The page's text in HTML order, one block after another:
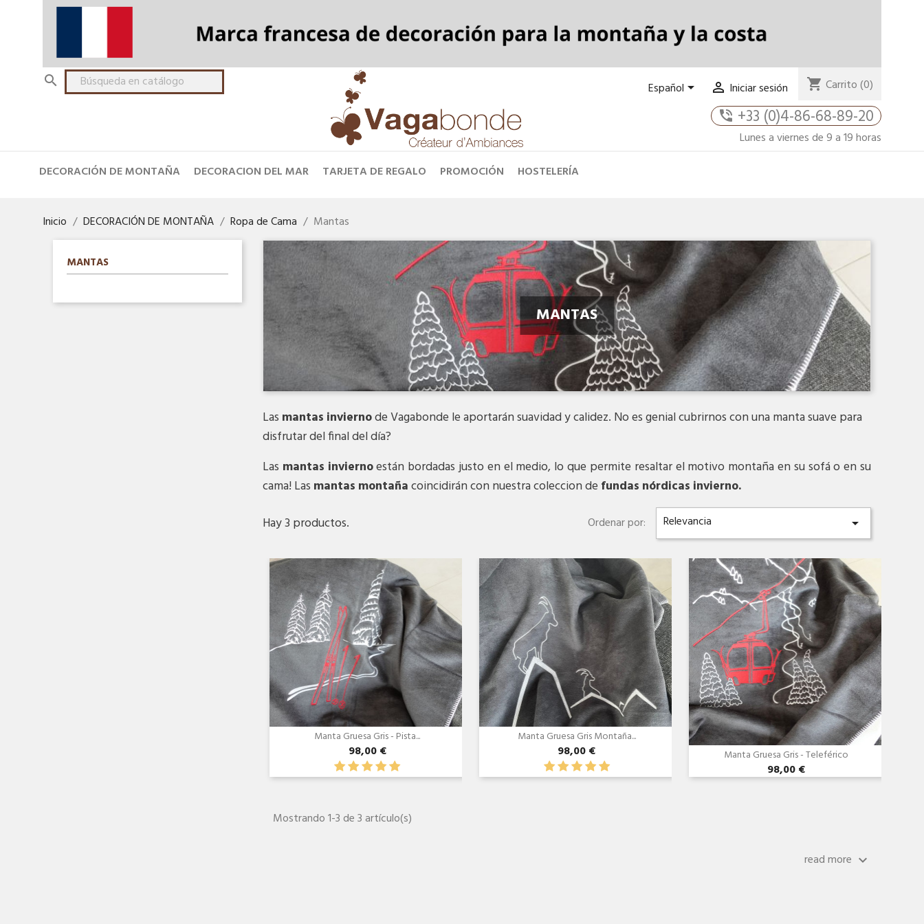
 Español  Iniciar sesión shopping_cart Carrito(0)
phone_in_talk +33 (0)4-86-68-89-20
Lunes a viernes de 9 a 19 horas
DECORACIÓN DE MONTAÑA
DECORACION DEL MAR TARJETA DE REGALO PROMOCIÓN HOSTELERÍA
Inicio DECORACIÓN DE MONTAÑA Ropa de Cama Mantas
MANTAS
MANTAS
Las mantas inviernode Vagabonde le aportarán suavidad y calidez. No es genial cubrirnos con una manta suave para
disfrutar del final del día?
Las mantas inviernoestán bordadas justo en el medio, lo que permite resaltar el motivo montaña en su sofá o en su
cama! Las mantas montañacoincidirán con nuestra coleccion de fundas nórdicas invierno.
Hay 3 productos.
Ordenar por: Relevancia

Manta Gruesa Gris - Pista...
98,00 €
Manta Gruesa Gris Montaña...
98,00 €
Vista rápida
Manta Gruesa Gris - Teleférico
98,00 €
Mostrando 1-3 de 3 artículo(s)
read more keyboard_arrow_down